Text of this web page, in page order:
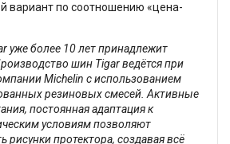
вариант по соотношению «цена-
уже более 10 лет принадлежит
шин Tigar ведётся при
Michelin с использованием
резиновых смесей. Активные
постоянная адаптация к
условиям позволяют
рисунки протектора, создавая всё